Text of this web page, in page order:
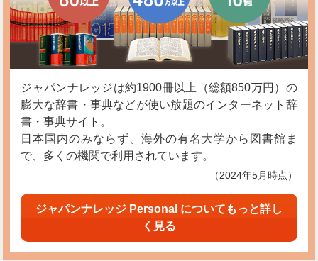
ジャパンナレッジは約1900冊以上（総額850万円）の
膨大な辞書・事典などが使い放題のインターネット辞
書・事典サイト。
日本国内のみならず、海外の有名大学から図書館ま
で、多くの機関で利用されています。
（2024年5月時点）
ジャパンナレッジ Personal についてもっと詳し
く見る